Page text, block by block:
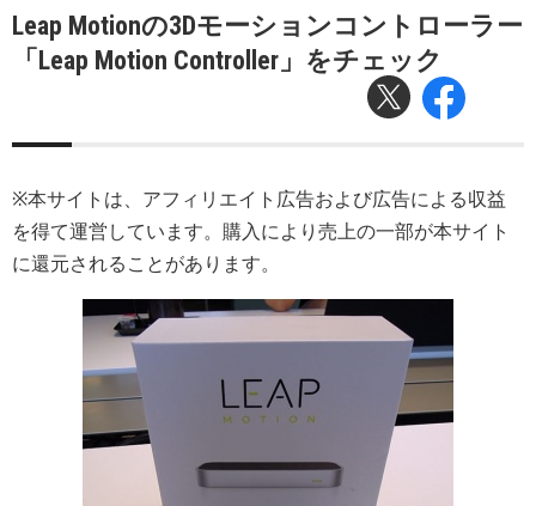
Leap Motionの3Dモーションコントローラー
「Leap Motion Controller」をチェック
※本サイトは、アフィリエイト広告および広告による収益
を得て運営しています。購入により売上の一部が本サイト
に還元されることがあります。